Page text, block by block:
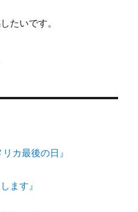
たいです。
カ最後の日』
ます』